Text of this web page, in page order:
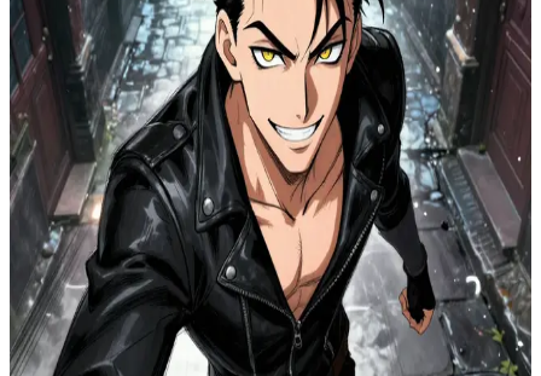
Ρεν ο Σκιτσαρισμένος
Λωποδύτης (Ren Drawn
Rogue)